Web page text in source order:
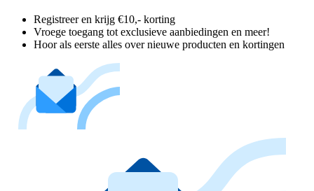
Registreer en krijg €10,- korting
Vroege toegang tot exclusieve aanbiedingen en meer!
Hoor als eerste alles over nieuwe producten en kortingen